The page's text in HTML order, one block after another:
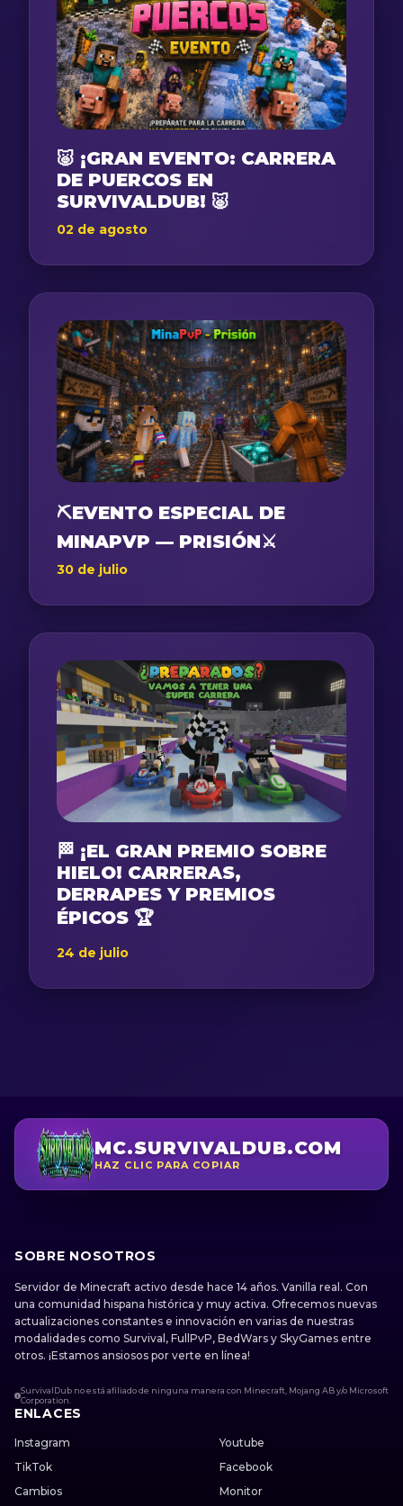
🐷 ¡GRAN EVENTO: CARRERA
DE PUERCOS EN
SURVIVALDUB! 🐷
02 de agosto
⛏️EVENTO ESPECIAL DE
MINAPVP — PRISIÓN⚔️
30 de julio
🏁 ¡EL GRAN PREMIO SOBRE
HIELO! CARRERAS,
DERRAPES Y PREMIOS
ÉPICOS 🏆
24 de julio
MC.SURVIVALDUB.COM
HAZ CLIC PARA COPIAR
SOBRE NOSOTROS
Servidor de Minecraft activo desde hace 14 años. Vanilla real. Con
una comunidad hispana histórica y muy activa. Ofrecemos nuevas
actualizaciones constantes e innovación en varias de nuestras
modalidades como Survival, FullPvP, BedWars y SkyGames entre
otros. ¡Estamos ansiosos por verte en línea!
SurvivalDub no está afiliado de ninguna manera con Minecraft, Mojang AB y/o Microsoft
Corporation.
ENLACES
Instagram
Youtube
TikTok
Facebook
Cambios
Monitor